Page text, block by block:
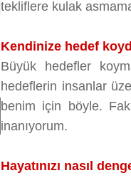
tekliflere kulak
Kendinize hedef
Büyük hedefler
hedeflerin insanlar
benim için böyle.
inanıyorum.
Hayatınızı nasıl